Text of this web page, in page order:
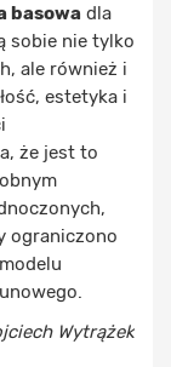
basowa dla
sobie nie tylko
ale również i
estetyka i
że jest to
ograniczono
Wytrążek